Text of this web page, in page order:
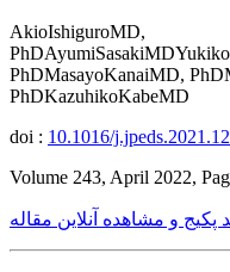
AkioIshiguroMD,
PhDMasayoKanaiMD,
PhDKazuhikoKabeMD
doi : 10.1016/
Volume 243, April 2022,
پکیج و مشاهده آنلاین مقاله